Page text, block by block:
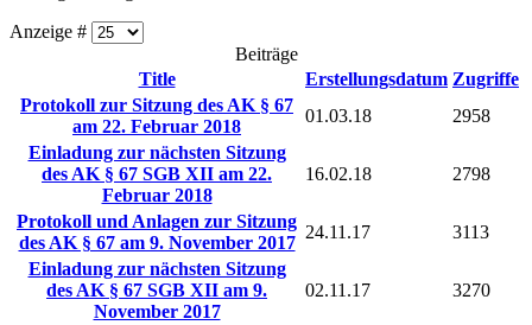
Anzeige #
Beiträge
Title
Erstellungsdatum Zugriffe
Protokoll zur Sitzung des AK § 67
am 22. Februar 2018
01.03.18
2958
Einladung zur nächsten Sitzung
des AK § 67 SGB XII am 22.
Februar 2018
16.02.18 2798
Protokoll und Anlagen zur Sitzung
des AK § 67 am 9. November 2017
24.11.17
3113
Einladung zur nächsten Sitzung
des AK § 67 SGB XII am 9.
November 2017
02.11.17 3270